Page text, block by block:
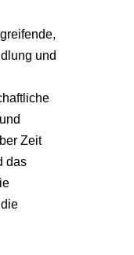
und
Zeit
das